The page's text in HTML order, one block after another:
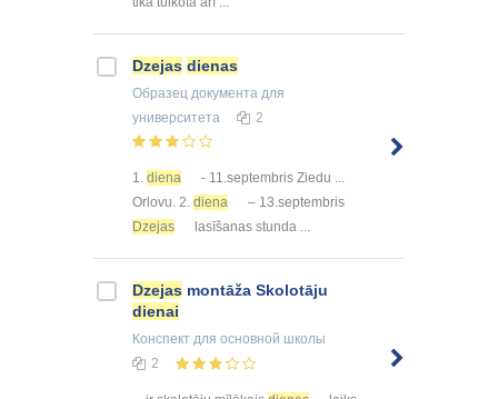
Dzejas dienas
Образец документа для
университета
2
1. diena
- 11.septembris Ziedu ...
Orlovu. 2. diena
– 13.septembris
Dzejas
lasīšanas stunda ...
Dzejas montāža Skolotāju
dienai
Конспект для основной школы
2